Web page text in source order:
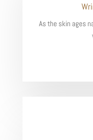
As the skin ages